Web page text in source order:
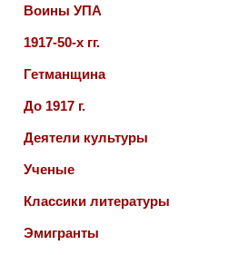
Воины УПА
1917-50-х гг.
Гетманщина
До 1917 г.
Деятели культуры
Ученые
Классики литературы
Эмигранты